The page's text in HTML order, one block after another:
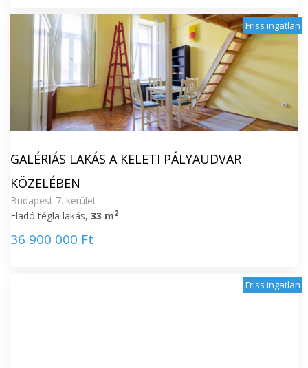
Friss ingatlan
GALÉRIÁS LAKÁS A KELETI PÁLYAUDVAR
KÖZELÉBEN
Budapest 7. kerület
Eladó tégla lakás, 33 m2
36 900 000 Ft
Friss ingatlan